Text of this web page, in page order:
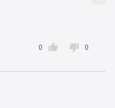

0  0